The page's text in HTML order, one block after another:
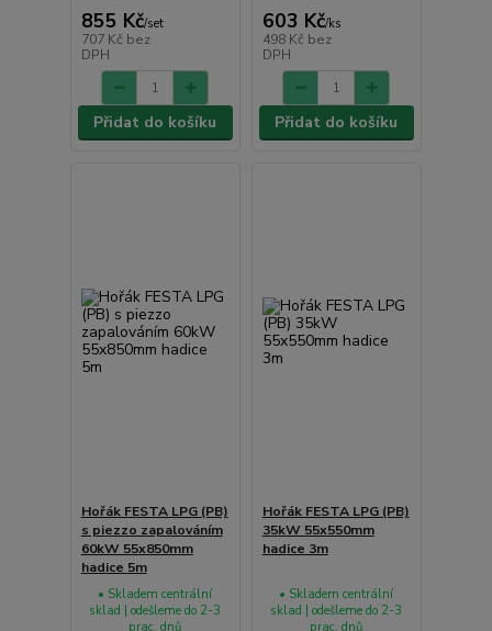
855 Kč/set
707 Kč bez
DPH
Přidat do košíku
603 Kč/ks
498 Kč bez
DPH
Přidat do košíku
Hořák FESTA LPG (PB)
s piezzo zapalováním
60kW 55x850mm
hadice 5m
• Skladem centrální
sklad | odešleme do 2-3
prac. dnů
Hořák FESTA LPG (PB)
35kW 55x550mm
hadice 3m
• Skladem centrální
sklad | odešleme do 2-3
prac. dnů